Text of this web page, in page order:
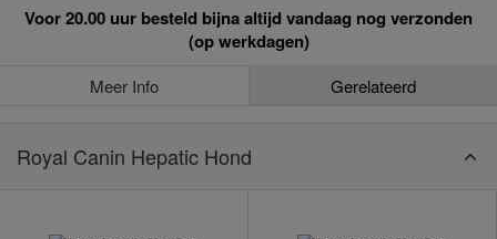
Voor 20.00 uur besteld bijna altijd vandaag nog verzonden
(op werkdagen)
Meer Info Gerelateerd
Royal Canin Hepatic Hond